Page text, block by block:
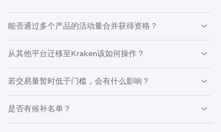
0.02% / 0.05%
$2.5M – $5M
0.04% / 0.14%
0.02% / 0.05%
格条件。
•
无论是否退出计划，均可继续享受Kraken标准客服支
持。
• 若名额有限，可加入重新入场候补名单。
能否通过多个产品的活动量合并获得资格？
可以。合约、杠杆、现货及其他产品的交易活动可合并计
算，共同达到资格门槛。
从其他平台迁移至Kraken该如何操作？
若您目前在其他平台活跃交易，我们的团队可审核您的交易
记录，并为您量身定制迁移至Kraken的方案。
若交易量暂时低于门槛，会有什么影响？
在权限发生任何变更之前，您将收到30天提前通知及4周整
改窗口期。您的专属客户经理将全程陪同，协助您完成此流
程。
是否有候补名单？